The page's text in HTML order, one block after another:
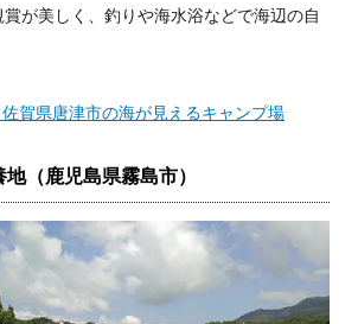
が美しく、釣りや海水浴などで海辺の自
賀県唐津市の海が見えるキャンプ場
（鹿児島県霧島市）